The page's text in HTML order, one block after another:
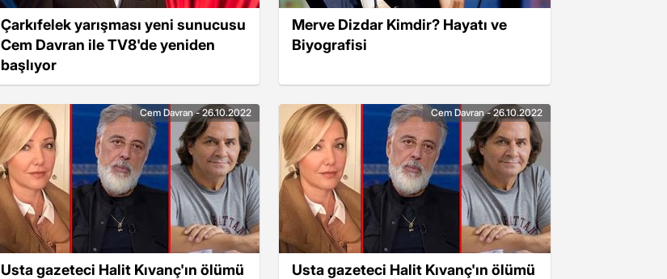
Çarkıfelek yarışması yeni sunucusu
Cem Davran ile TV8'de yeniden
başlıyor
Merve Dizdar Kimdir? Hayatı ve
Biyografisi
Usta gazeteci Halit Kıvanç'ın ölümü
Cem Davran - 26.10.2022
Usta gazeteci Halit Kıvanç'ın ölümü
Cem Davran - 26.10.2022